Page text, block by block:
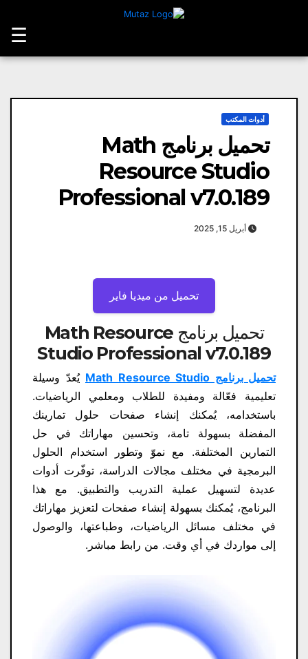
☰
أدوات المكتب
تحميل برنامج Math
Resource Studio
Professional v7.0.189
أبريل 15, 2025
تحميل من ميديا ​​فاير
تحميل برنامج Math Resource
Studio Professional v7.0.189
تحميل برنامج Math Resource Studio
يُعدّ وسيلة
تعليمية فعّالة ومفيدة للطلاب ومعلمي الرياضيات.
باستخدامه، يُمكنك إنشاء صفحات حلول تمارينك
المفضلة بسهولة تامة، وتحسين مهاراتك في حل
التمارين المختلفة. مع نموّ وتطور استخدام الحلول
البرمجية في مختلف مجالات الدراسة، توفّرت أدوات
عديدة لتسهيل عملية التدريب والتطبيق. مع هذا
البرنامج، يُمكنك بسهولة إنشاء صفحات لتعزيز مهاراتك
في مختلف مسائل الرياضيات، وطباعتها، والوصول
إلى مواردك في أي وقت. من رابط مباشر.